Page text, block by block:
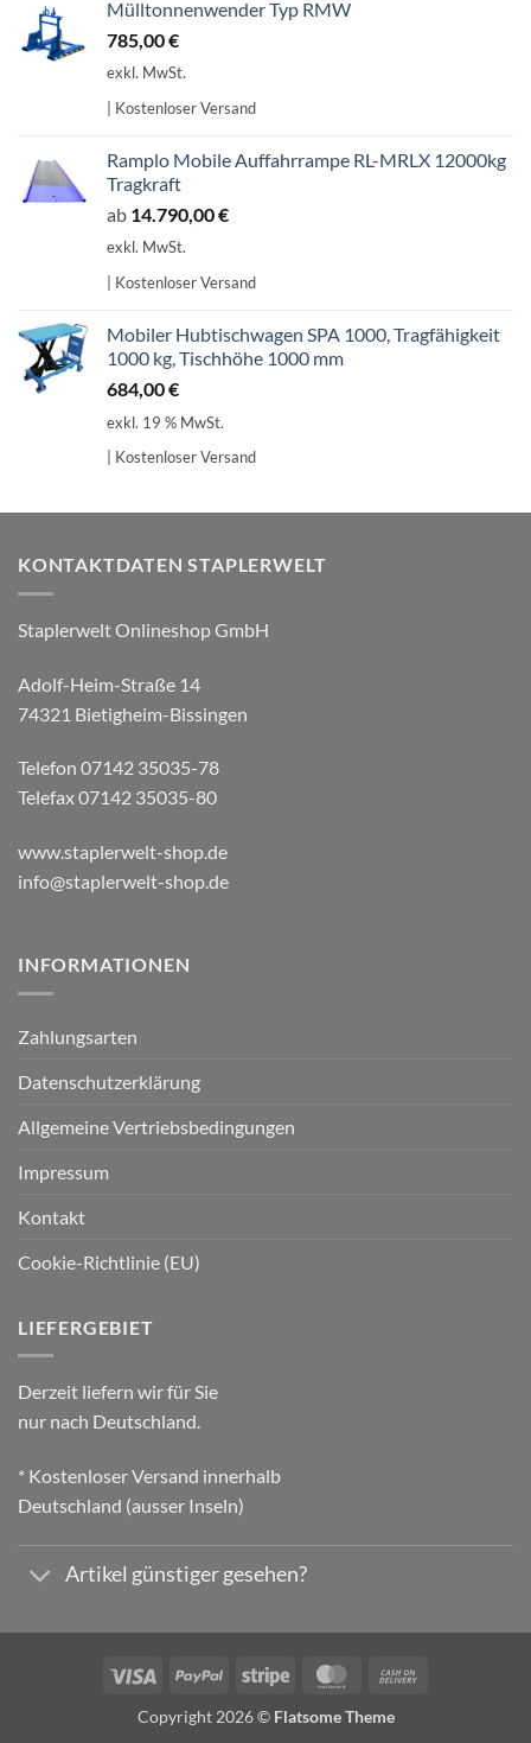
Mülltonnenwender Typ RMW
785,00€
exkl. MwSt.
| Kostenloser Versand
Ramplo Mobile Auffahrrampe RL-MRLX 12000kg
Tragkraft
ab 14.790,00€
exkl. MwSt.
| Kostenloser Versand
Mobiler Hubtischwagen SPA 1000, Tragfähigkeit
1000 kg, Tischhöhe 1000 mm
684,00€
exkl. 19 % MwSt.
| Kostenloser Versand
KONTAKTDATEN STAPLERWELT
Staplerwelt Onlineshop GmbH
Adolf-Heim-Straße 14
74321 Bietigheim-Bissingen
Telefon 07142 35035-78
Telefax 07142 35035-80
www.staplerwelt-shop.de
info@staplerwelt-shop.de
INFORMATIONEN
Zahlungsarten
Datenschutzerklärung
Allgemeine Vertriebsbedingungen
Impressum
Kontakt
Cookie-Richtlinie (EU)
LIEFERGEBIET
Derzeit liefern wir für Sie
nur nach Deutschland.
* Kostenloser Versand innerhalb
Deutschland (ausser Inseln)
Artikel günstiger gesehen?
Visa PayPal Stripe MasterCard
Copyright 2026 © Flatsome Theme